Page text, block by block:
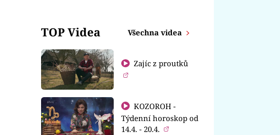
TOP Videa Všechna videa
Zajíc z proutků
KOZOROH -
Týdenní horoskop od
14.4. - 20.4.